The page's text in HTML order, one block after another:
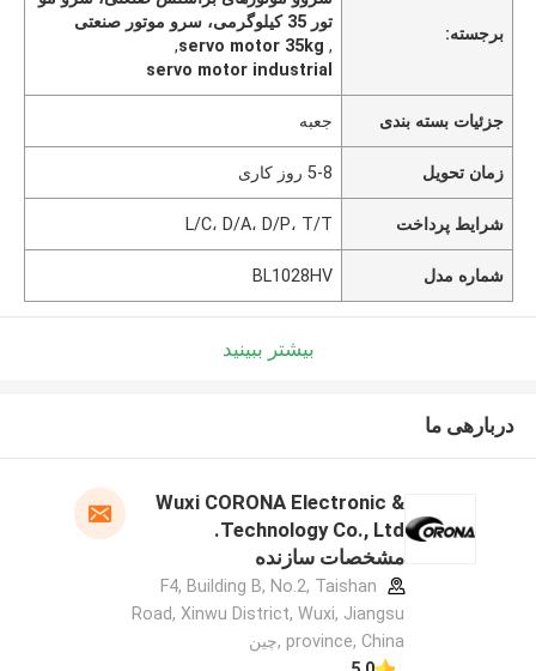
برجسته:
تور 35 کیلوگرمی، سرو موتور صنعتی
,
servo motor 35kg
,
servo motor industrial
جزئیات بسته بندی جعبه
زمان تحویل 5-8 روز کاری
شرایط پرداخت L/C، D/A، D/P، T/T
شماره مدل BL1028HV
بیشتر ببینید
دربارهی ما
Wuxi CORONA Electronic &
Technology Co., Ltd.
مشخصات سازنده
F4, Building B, No.2, Taishan
Road, Xinwu District, Wuxi, Jiangsu
province, China ,چین